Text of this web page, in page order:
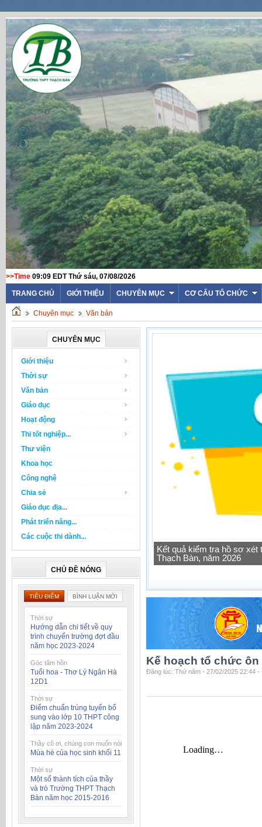
>>Time 09:09 EDT Thứ sáu, 07/08/2026
TRANG CHỦ GIỚI THIỆU CHUYÊN MỤC CƠ CẤU TỔ CHỨC
Chuyên mục Văn bản
CHUYÊN MỤC
Giới thiệu
Thời sự
Văn bản
Giáo dục
Hoạt động
Thi tốt nghiệp...
Thư viện
Khoa học
Công nghệ
Chia sẻ
Giáo dục địa...
Phát triển năng...
Các cuộc thi dành...
CHỦ ĐỀ NÓNG
TIÊU ĐIỂM BÌNH LUẬN MỚI
Thời sự
Hướng dẫn chi tiết về quy
trình chuyển trường đợt đầu
năm học 2023-2024
Góc tâm hồn
Tuổi hoa - Thơ Lý Ngân Hà
12D1
Thời sự
Điểm chuẩn trúng tuyển bổ
sung vào lớp 10 THPT công
lập năm 2023-2024
Thầy cô ơi, chúng con muốn nói
Mùa hè của học sinh khối 11
Thời sự
Một số thành tích của thầy
và trò Trường THPT Thạch
Bàn năm học 2015-2016
Tra cứu thông tin lớp học
Kế hoạch tổ chức ôn
Đăng lúc: Thứ năm - 27/02/2025 22:44